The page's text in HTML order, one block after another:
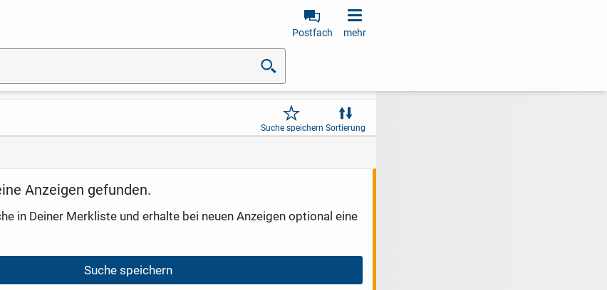
Postfach mehr
Suche speichern Sortierung
Anzeigen gefunden.
in Deiner Merkliste und erhalte bei neuen Anzeigen optional eine
Suche speichern